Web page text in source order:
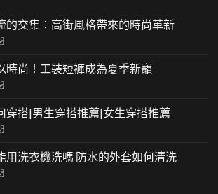
的交集：高街風格帶來的時尚革新
時尚！工裝短褲成為夏季新寵
穿搭|男生穿搭推薦|女生穿搭推薦
用洗衣機洗嗎 防水的外套如何清洗